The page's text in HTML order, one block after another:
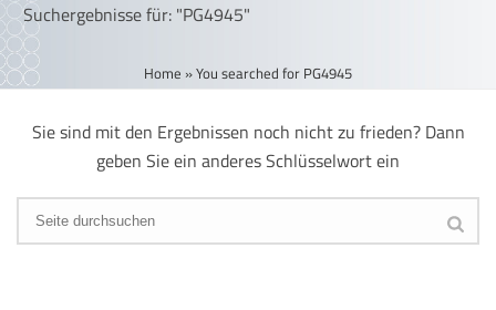
Suchergebnisse für: "PG4945"
Home »You searched for PG4945
Sie sind mit den Ergebnissen noch nicht zu frieden? Dann
geben Sie ein anderes Schlüsselwort ein